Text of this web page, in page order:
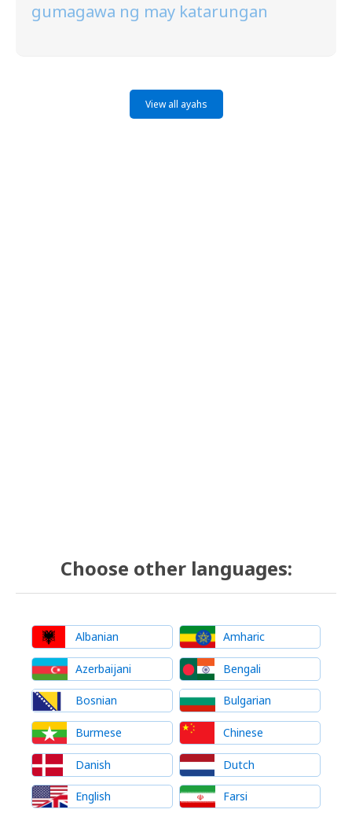
gumagawa ng may katarungan
View all ayahs
Choose other languages:
Albanian Amharic
Azerbaijani Bengali
Bosnian Bulgarian
Burmese Chinese
Danish Dutch
English Farsi